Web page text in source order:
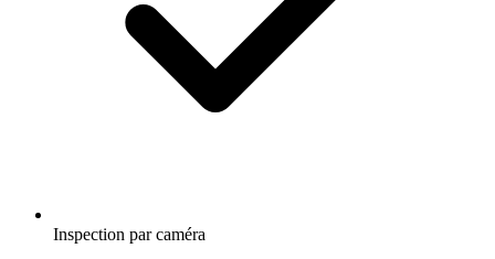
Inspection par caméra